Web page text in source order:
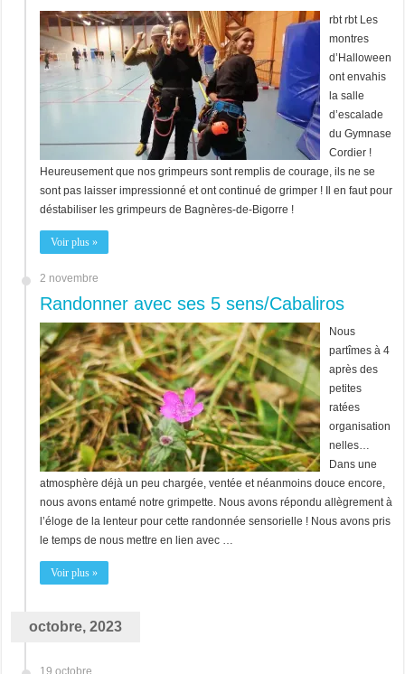
rbt rbt Les
montres
d’Halloween
ont envahis
la salle
d’escalade
du Gymnase
Cordier !
Heureusement que nos grimpeurs sont remplis de courage, ils ne se
sont pas laisser impressionné et ont continué de grimper ! Il en faut pour
déstabiliser les grimpeurs de Bagnères-de-Bigorre !
Voir plus »
2 novembre
Randonner avec ses 5 sens/Cabaliros
Nous
partîmes à 4
après des
petites
ratées
organisation
nelles…
Dans une
atmosphère déjà un peu chargée, ventée et néanmoins douce encore,
nous avons entamé notre grimpette. Nous avons répondu allègrement à
l’éloge de la lenteur pour cette randonnée sensorielle ! Nous avons pris
le temps de nous mettre en lien avec …
Voir plus »
octobre, 2023
19 octobre